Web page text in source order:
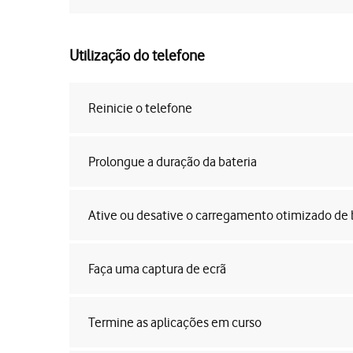
Utilização do telefone
Reinicie o telefone
Prolongue a duração da bateria
Ative ou desative o carregamento otimizado de
Faça uma captura de ecrã
Termine as aplicações em curso